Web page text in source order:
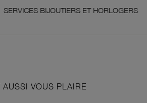
BIJOUTIERS ET HORLOGERS
VOUS PLAIRE